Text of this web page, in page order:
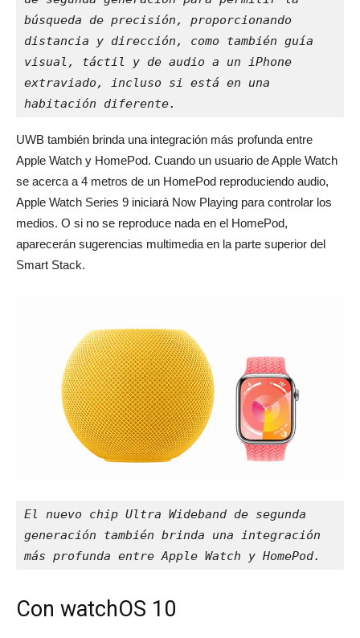
búsqueda de precisión, proporcionando
distancia y dirección, como también guía
visual, táctil y de audio a un iPhone
extraviado, incluso si está en una
habitación diferente.
UWB también brinda una integración más profunda entre
Apple Watch y HomePod. Cuando un usuario de Apple Watch
se acerca a 4 metros de un HomePod reproduciendo audio,
Apple Watch Series 9 iniciará Now Playing para controlar los
medios. O si no se reproduce nada en el HomePod,
aparecerán sugerencias multimedia en la parte superior del
Smart Stack.
El nuevo chip Ultra Wideband de segunda
generación también brinda una integración
más profunda entre Apple Watch y HomePod.
Con watchOS 10